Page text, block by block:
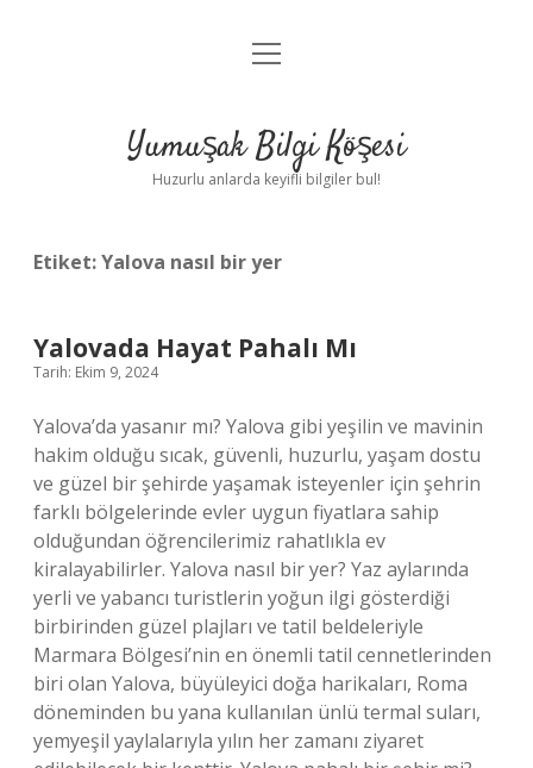
Anasayfa
Yasal Uyarı
menüyü
Yumuşak Bilgi Köşesi
Huzurlu anlarda keyifli bilgiler bul!
Etiket:Yalova nasıl bir yer
Yalovada Hayat Pahalı Mı
Tarih: Ekim 9, 2024
Yalova’da yasanır mı? Yalova gibi yeşilin ve mavinin
hakim olduğu sıcak, güvenli, huzurlu, yaşam dostu
ve güzel bir şehirde yaşamak isteyenler için şehrin
farklı bölgelerinde evler uygun fiyatlara sahip
olduğundan öğrencilerimiz rahatlıkla ev
kiralayabilirler. Yalova nasıl bir yer? Yaz aylarında
yerli ve yabancı turistlerin yoğun ilgi gösterdiği
birbirinden güzel plajları ve tatil beldeleriyle
Marmara Bölgesi’nin en önemli tatil cennetlerinden
biri olan Yalova, büyüleyici doğa harikaları, Roma
döneminden bu yana kullanılan ünlü termal suları,
yemyeşil yaylalarıyla yılın her zamanı ziyaret